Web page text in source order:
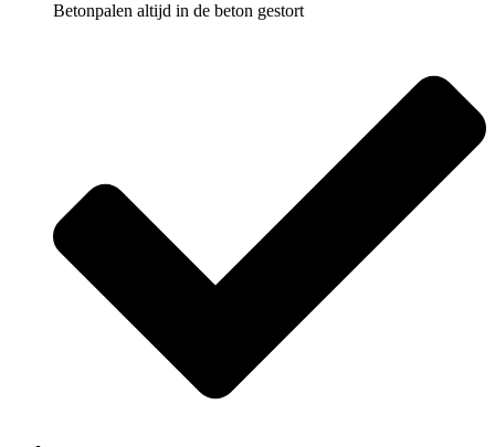
Betonpalen altijd in de beton gestort